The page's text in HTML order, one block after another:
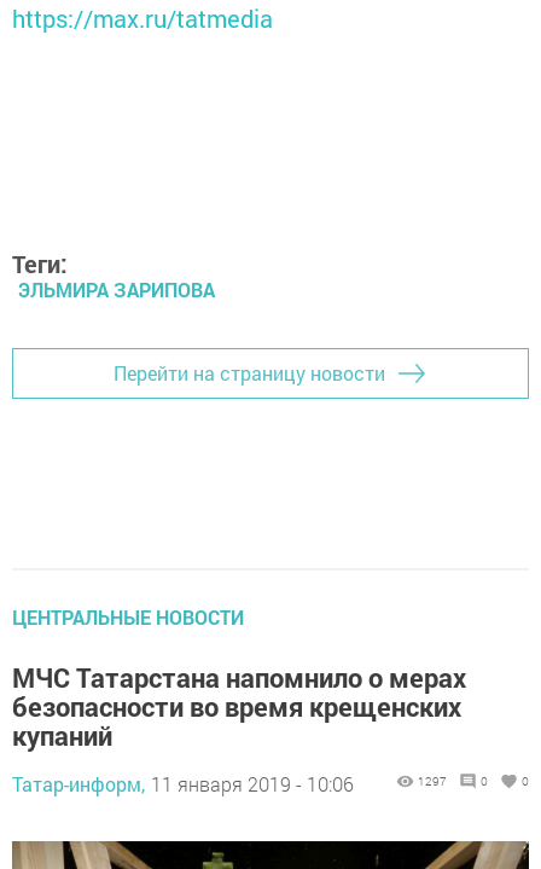
https://max.ru/tatmedia
Теги:
ЭЛЬМИРА ЗАРИПОВА
Перейти на страницу новости
ЦЕНТРАЛЬНЫЕ НОВОСТИ
МЧС Татарстана напомнило о мерах
безопасности во время крещенских
купаний
Татар-информ, 11 января 2019 - 10:06 1297 0 0